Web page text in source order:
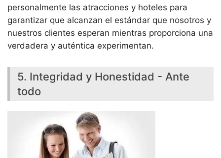
personalmente las atracciones y hoteles para
garantizar que alcanzan el estándar que nosotros y
nuestros clientes esperan mientras proporciona una
verdadera y auténtica experimentan.
5. Integridad y Honestidad - Ante
todo